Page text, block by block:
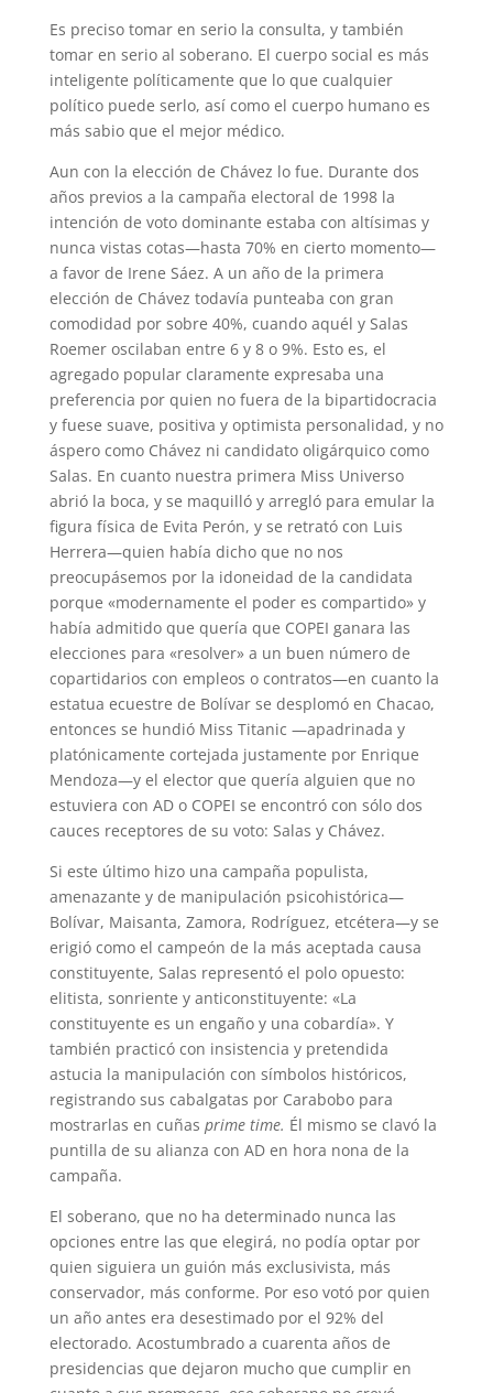
Es preciso tomar en serio la consulta, y también
tomar en serio al soberano. El cuerpo social es más
inteligente políticamente que lo que cualquier
político puede serlo, así como el cuerpo humano es
más sabio que el mejor médico.
Aun con la elección de Chávez lo fue. Durante dos
años previos a la campaña electoral de 1998 la
intención de voto dominante estaba con altísimas y
nunca vistas cotas—hasta 70% en cierto momento—
a favor de Irene Sáez. A un año de la primera
elección de Chávez todavía punteaba con gran
comodidad por sobre 40%, cuando aquél y Salas
Roemer oscilaban entre 6 y 8 o 9%. Esto es, el
agregado popular claramente expresaba una
preferencia por quien no fuera de la bipartidocracia
y fuese suave, positiva y optimista personalidad, y no
áspero como Chávez ni candidato oligárquico como
Salas. En cuanto nuestra primera Miss Universo
abrió la boca, y se maquilló y arregló para emular la
figura física de Evita Perón, y se retrató con Luis
Herrera—quien había dicho que no nos
preocupásemos por la idoneidad de la candidata
porque «modernamente el poder es compartido» y
había admitido que quería que COPEI ganara las
elecciones para «resolver» a un buen número de
copartidarios con empleos o contratos—en cuanto la
estatua ecuestre de Bolívar se desplomó en Chacao,
entonces se hundió Miss Titanic —apadrinada y
platónicamente cortejada justamente por Enrique
Mendoza—y el elector que quería alguien que no
estuviera con AD o COPEI se encontró con sólo dos
cauces receptores de su voto: Salas y Chávez.
Si este último hizo una campaña populista,
amenazante y de manipulación psicohistórica—
Bolívar, Maisanta, Zamora, Rodríguez, etcétera—y se
erigió como el campeón de la más aceptada causa
constituyente, Salas representó el polo opuesto:
elitista, sonriente y anticonstituyente: «La
constituyente es un engaño y una cobardía». Y
también practicó con insistencia y pretendida
astucia la manipulación con símbolos históricos,
registrando sus cabalgatas por Carabobo para
mostrarlas en cuñas prime time. Él mismo se clavó la
puntilla de su alianza con AD en hora nona de la
campaña.
El soberano, que no ha determinado nunca las
opciones entre las que elegirá, no podía optar por
quien siguiera un guión más exclusivista, más
conservador, más conforme. Por eso votó por quien
un año antes era desestimado por el 92% del
electorado. Acostumbrado a cuarenta años de
presidencias que dejaron mucho que cumplir en